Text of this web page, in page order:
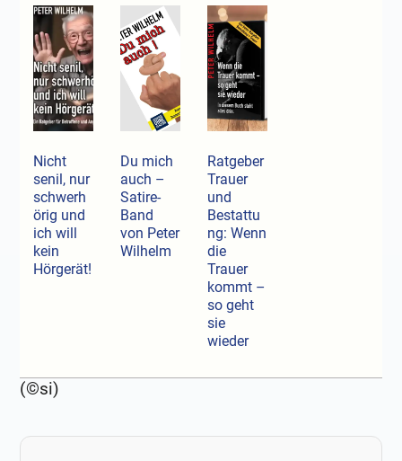
Nicht
senil, nur
schwerh
örig und
ich will
kein
Hörgerät!
Du mich
auch –
Satire-
Band
von Peter
Wilhelm
Ratgeber
Trauer
und
Bestattu
ng: Wenn
die
Trauer
kommt –
so geht
sie
wieder
(©si)